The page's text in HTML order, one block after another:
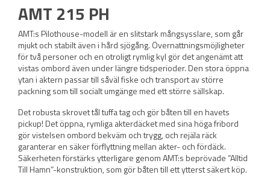
AMT 215 PH
AMT:s Pilothouse-modell är en slitstark mångsysslare, som går
mjukt och stabilt även i hård sjögång. Övernattningsmöjligheter
för två personer och en otroligt rymlig kyl gör det angenämt att
vistas ombord även under längre tidsperioder. Den stora öppna
ytan i aktern passar till såväl fiske och transport av större
packning som till socialt umgänge med ett större sällskap.
Det robusta skrovet tål tuffa tag och gör båten till en havets
pickup! Det öppna, rymliga akterdäcket med sina höga fribord
gör vistelsen ombord bekväm och trygg, och rejäla räck
garanterar en säker förflyttning mellan akter- och fördäck.
Säkerheten förstärks ytterligare genom AMT:s beprövade ”Alltid
Till Hamn”-konstruktion, som gör båten till ett ytterst säkert köp.